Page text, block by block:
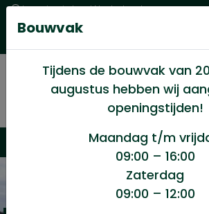
Levering in heel Nederland
Goede kwaliteitsproducten met een
Bouwvak
Tijdens de bouwvak van
augustus hebben wij
openingstijden!
Maandag t/m
09:00 – 16:00
Zaterdag
09:00 – 12:00